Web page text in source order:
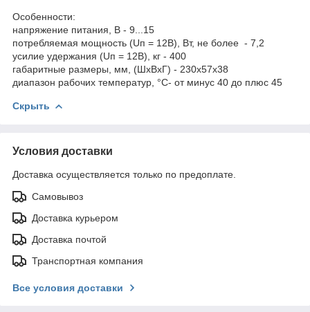
Особенности:
напряжение питания, В - 9...15
потребляемая мощность (Uп = 12В), Вт, не более - 7,2
усилие удержания (Uп = 12В), кг - 400
габаритные размеры, мм, (ШхВхГ) - 230х57х38
диапазон рабочих температур, °C- от минус 40 до плюс 45
Скрыть
Условия доставки
Доставка осуществляется только по предоплате.
Самовывоз
Доставка курьером
Доставка почтой
Транспортная компания
Все условия доставки